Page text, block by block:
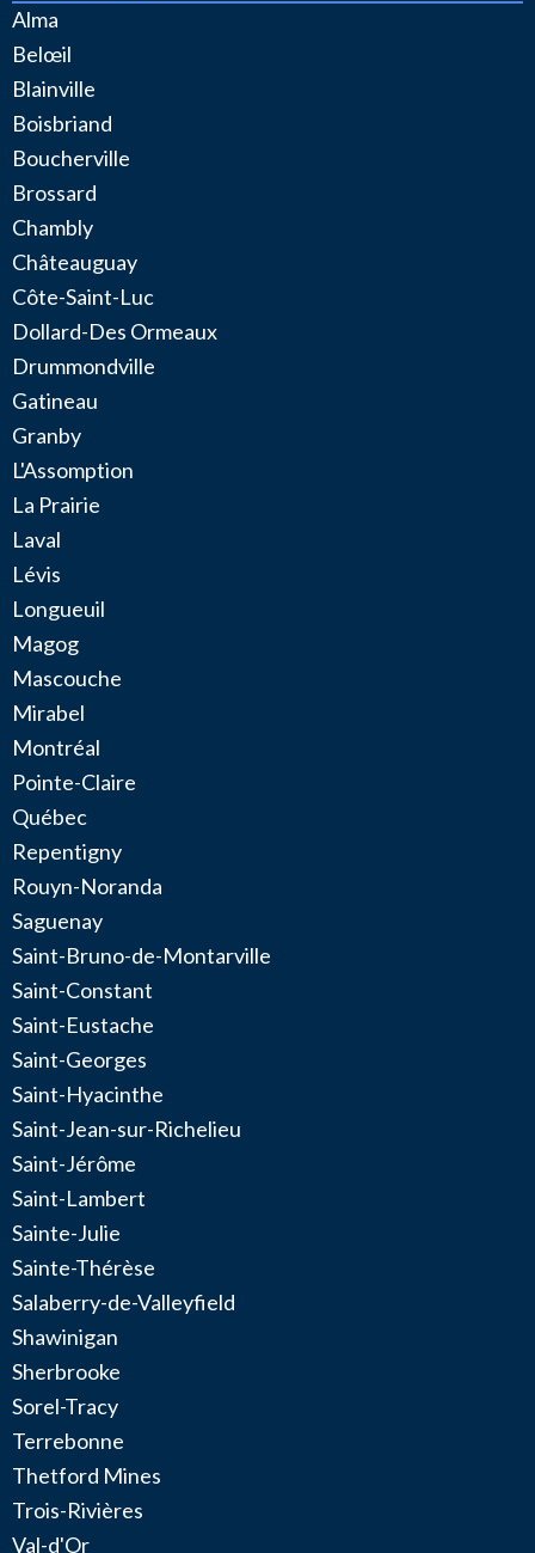
Alma
Belœil
Blainville
Boisbriand
Boucherville
Brossard
Chambly
Châteauguay
Côte-Saint-Luc
Dollard-Des Ormeaux
Drummondville
Gatineau
Granby
L'Assomption
La Prairie
Laval
Lévis
Longueuil
Magog
Mascouche
Mirabel
Montréal
Pointe-Claire
Québec
Repentigny
Rouyn-Noranda
Saguenay
Saint-Bruno-de-Montarville
Saint-Constant
Saint-Eustache
Saint-Georges
Saint-Hyacinthe
Saint-Jean-sur-Richelieu
Saint-Jérôme
Saint-Lambert
Sainte-Julie
Sainte-Thérèse
Salaberry-de-Valleyfield
Shawinigan
Sherbrooke
Sorel-Tracy
Terrebonne
Thetford Mines
Trois-Rivières
Val-d'Or